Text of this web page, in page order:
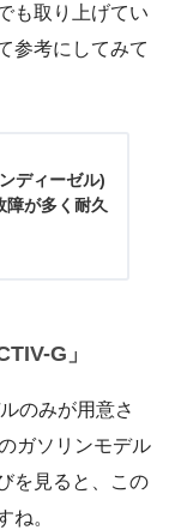
も取り上げてい
参考にしてみて
ディーゼル)
障が多く耐久
G」
のみが用意さ
ガソリンモデル
を見ると、この
ね。